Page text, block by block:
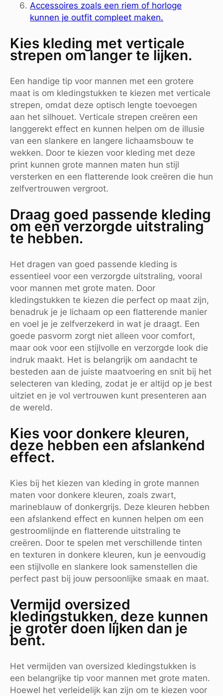
Accessoires zoals een riem of horloge
kunnen je outfit compleet maken.
Kies kleding met verticale
strepen om langer te lijken.
Een handige tip voor mannen met een grotere
maat is om kledingstukken te kiezen met verticale
strepen, omdat deze optisch lengte toevoegen
aan het silhouet. Verticale strepen creëren een
langgerekt effect en kunnen helpen om de illusie
van een slankere en langere lichaamsbouw te
wekken. Door te kiezen voor kleding met deze
print kunnen grote mannen maten hun stijl
versterken en een flatterende look creëren die hun
zelfvertrouwen vergroot.
Draag goed passende kleding
om een verzorgde uitstraling
te hebben.
Het dragen van goed passende kleding is
essentieel voor een verzorgde uitstraling, vooral
voor mannen met grote maten. Door
kledingstukken te kiezen die perfect op maat zijn,
benadruk je je lichaam op een flatterende manier
en voel je je zelfverzekerd in wat je draagt. Een
goede pasvorm zorgt niet alleen voor comfort,
maar ook voor een stijlvolle en verzorgde look die
indruk maakt. Het is belangrijk om aandacht te
besteden aan de juiste maatvoering en snit bij het
selecteren van kleding, zodat je er altijd op je best
uitziet en je vol vertrouwen kunt presenteren aan
de wereld.
Kies voor donkere kleuren,
deze hebben een afslankend
effect.
Kies bij het kiezen van kleding in grote mannen
maten voor donkere kleuren, zoals zwart,
marineblauw of donkergrijs. Deze kleuren hebben
een afslankend effect en kunnen helpen om een
gestroomlijnde en flatterende uitstraling te
creëren. Door te spelen met verschillende tinten
en texturen in donkere kleuren, kun je eenvoudig
een stijlvolle en slankere look samenstellen die
perfect past bij jouw persoonlijke smaak en maat.
Vermijd oversized
kledingstukken, deze kunnen
je groter doen lijken dan je
bent.
Het vermijden van oversized kledingstukken is
een belangrijke tip voor mannen met grote maten.
Hoewel het verleidelijk kan zijn om te kiezen voor